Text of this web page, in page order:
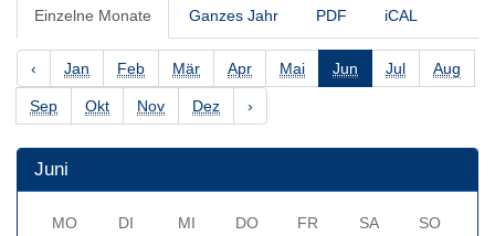
Einzelne Monate Ganzes Jahr PDF iCAL
‹ Jan Feb Mär Apr Mai Jun Jul Aug
Sep Okt Nov Dez ›
Juni
MO DI MI DO FR SA
SO